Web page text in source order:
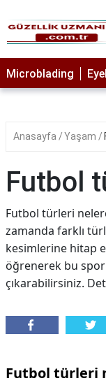
MAKYAJ
MİCROBLADİNG
LAZER
PROTEZ
PEELİNG
ERKEK
BAKIMI
DİPLİNER
Microblading
Anasayfa Yaşam
Futbol
Futbol türleri
zamanda farklı
kesimlerine hitap
öğrenerek bu
çıkarabilirsiniz.
Futbol türleri